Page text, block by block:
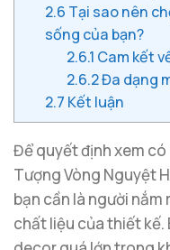
2.6 Tại sao nên
sống của bạn?
2.6.1 Cam kết
2.6.2Đa dạng
2.7 Kết luận
Để quyết định xem
Tượng Vòng Nguyệt
bạn cần là người
chất liệu của thiết kế.